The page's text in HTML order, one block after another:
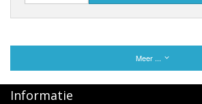
Meer ...
Informatie